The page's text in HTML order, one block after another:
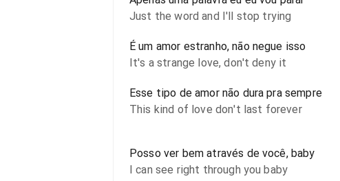
Just the word and I'll stop trying
É um amor estranho, não negue isso
It's a strange love, don't deny it
Esse tipo de amor não dura pra sempre
This kind of love don't last forever
Posso ver bem através de você, baby
I can see right through you baby